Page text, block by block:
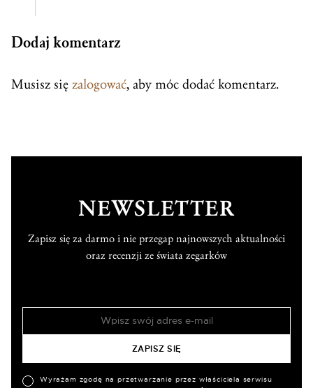
Dodaj komentarz
Musisz się zalogować, aby móc dodać komentarz.
NEWSLETTER
Zapisz się za darmo i nie przegap najnowszych aktualności
oraz recenzji ze świata zegarków
Wyrażam zgodę na przetwarzanie przez właściciela serwisu